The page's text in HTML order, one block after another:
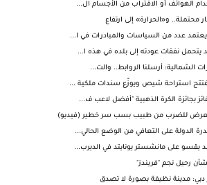
الهواتف أو الاقتراب من الأجسام ال...
محتملة.. و«الحرارة» إلى ارتفاع
عدد من السياسات والمبادرات في ا...
يتحمل نفقات عودته إلى بلده في هذه ا...
الشمالية: أرسلنا الروابط.. والت...
استراحة شيص ويوزّع سندات ملكية ...
بجائزة الكرة الذهبية "أفضل لاعب ف...
للضرب من طبيب بسب سر خطير (فيديو)
الدولة على التعافي من الوضع الحالي...
يقسو على مانشستر يونايتد في الديرب...
رحيل نجم "فريندز"